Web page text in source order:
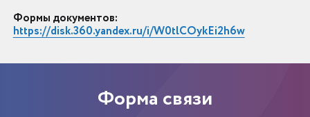
Формы документов:
https://disk.360.yandex.ru/i/W0tlCOykEi2h6w
Форма связи